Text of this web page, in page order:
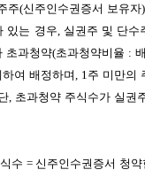
주(신주인수권증서 보유자)
있는 경우
실권주 및 단수
초과청약(초과청약비율 :
여 배정하며
, 1 주 미만의
초과청약 주식수가 실권
수 =신주인수권증서 청